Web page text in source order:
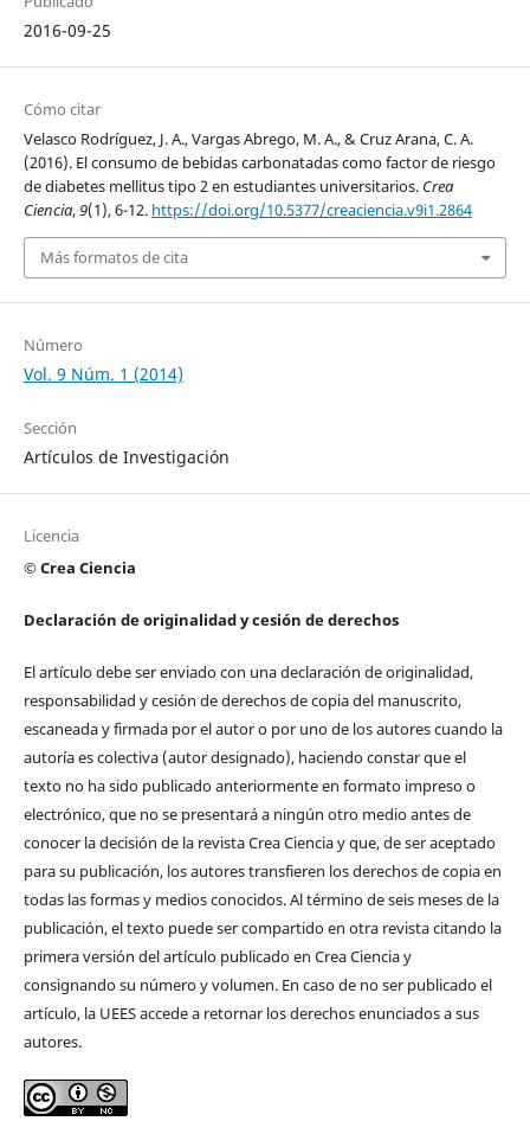
2016-09-25
Cómo citar
Velasco Rodríguez, J. A., Vargas Abrego, M. A., & Cruz Arana, C. A.
(2016). El consumo de bebidas carbonatadas como factor de riesgo
de diabetes mellitus tipo 2 en estudiantes universitarios. Crea
Ciencia,9(1), 6-12. https://doi.org/10.5377/creaciencia.v9i1.2864
Más formatos de cita
Número
Vol. 9 Núm. 1 (2014)
Sección
Artículos de Investigación
Licencia
© Crea Ciencia
Declaración de originalidad y cesión de derechos
El artículo debe ser enviado con una declaración de originalidad,
responsabilidad y cesión de derechos de copia del manuscrito,
escaneada y firmada por el autor o por uno de los autores cuando la
autoría es colectiva (autor designado), haciendo constar que el
texto no ha sido publicado anteriormente en formato impreso o
electrónico, que no se presentará a ningún otro medio antes de
conocer la decisión de la revista Crea Ciencia y que, de ser aceptado
para su publicación, los autores transfieren los derechos de copia en
todas las formas y medios conocidos. Al término de seis meses de la
publicación, el texto puede ser compartido en otra revista citando la
primera versión del artículo publicado en Crea Ciencia y
consignando su número y volumen. En caso de no ser publicado el
artículo, la UEES accede a retornar los derechos enunciados a sus
autores.